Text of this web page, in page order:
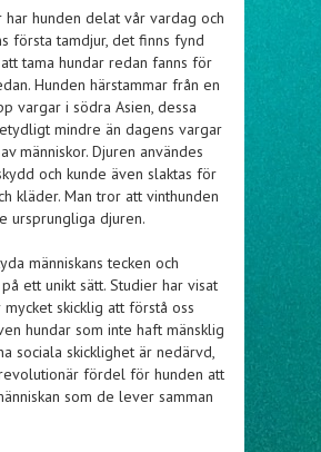
har hunden delat vår vardag och
första tamdjur, det finns fynd
tama hundar redan fanns för
Hunden härstammar från en
vargar i södra Asien, dessa
mindre än dagens vargar
människor. Djuren användes
och kunde även slaktas för
kläder. Man tror att vinthunden
ursprungliga djuren.
människans tecken och
ett unikt sätt. Studier har visat
mycket skicklig att förstå oss
hundar som inte haft mänsklig
sociala skicklighet är nedärvd,
fördel för hunden att
som de lever samman